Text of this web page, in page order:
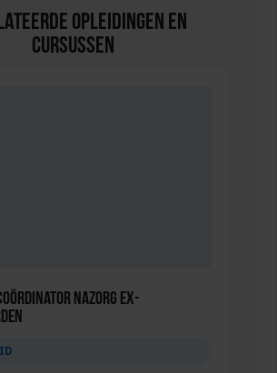
Opleidingen en
Cursussen
nazorg ex-